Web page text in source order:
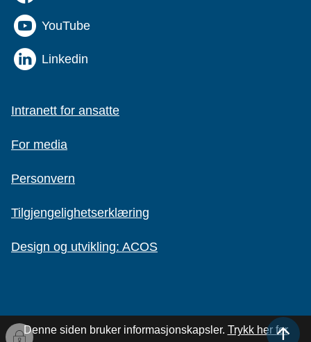
YouTube
Linkedin
Intranett for ansatte
For media
Personvern
Tilgjengelighetserklæring
Design og utvikling: ACOS
Denne siden bruker informasjonskapsler. Trykk her for